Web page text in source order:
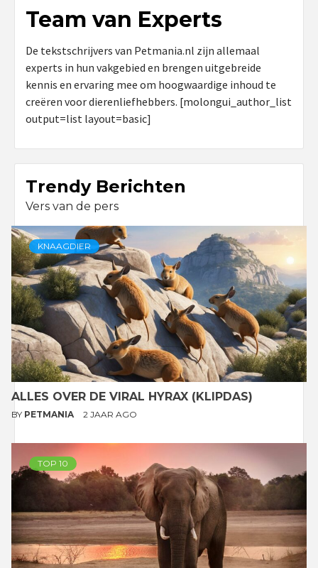
Team van Experts
De tekstschrijvers van Petmania.nl zijn allemaal
experts in hun vakgebied en brengen uitgebreide
kennis en ervaring mee om hoogwaardige inhoud te
creëren voor dierenliefhebbers. [molongui_author_list
output=list layout=basic]
Trendy Berichten
Vers van de pers
KNAAGDIER
ALLES OVER DE VIRAL HYRAX (KLIPDAS)
BY PETMANIA 2 JAAR AGO
TOP 10